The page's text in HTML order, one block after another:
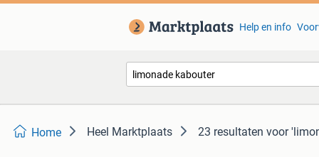
Help en info
Home Heel Marktplaats 23 resultaten voor